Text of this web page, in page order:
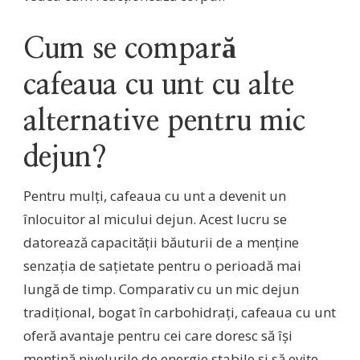
Cum se compară
cafeaua cu unt cu alte
alternative pentru mic
dejun?
Pentru mulți, cafeaua cu unt a devenit un
înlocuitor al micului dejun. Acest lucru se
datorează capacității băuturii de a menține
senzația de sațietate pentru o perioadă mai
lungă de timp. Comparativ cu un mic dejun
tradițional, bogat în carbohidrați, cafeaua cu unt
oferă avantaje pentru cei care doresc să își